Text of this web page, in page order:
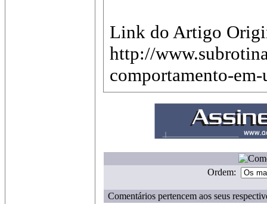
Link do Artigo
http://
comportamento-
Ordem:
Comentários pertencem aos seus